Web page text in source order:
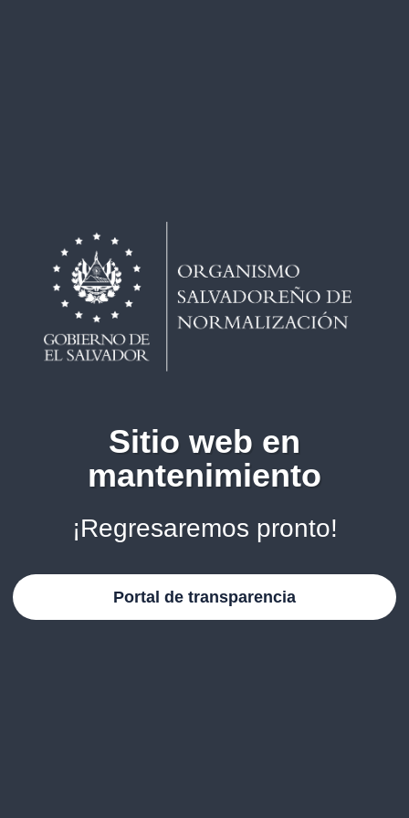
Sitio web en
mantenimiento
¡Regresaremos pronto!
Portal de transparencia